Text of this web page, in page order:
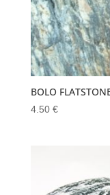
BOLO
4.50 €